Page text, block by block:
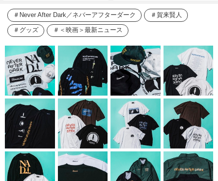
Never After Dark／ネバーアフターダーク 賀来賢人
グッズ ＜映画＞最新ニュース